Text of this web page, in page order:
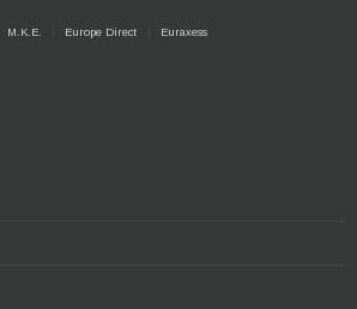
Μ.Κ.Ε. Europe Direct Euraxess